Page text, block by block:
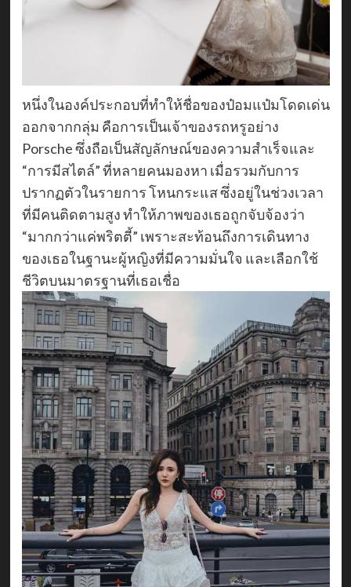
หนึ่งในองค์ประกอบที่ทำให้ชื่อของป๋อมแป๋มโดดเด่น
ออกจากกลุ่ม คือการเป็นเจ้าของรถหรูอย่าง
Porsche ซึ่งถือเป็นสัญลักษณ์ของความสำเร็จและ
“การมีสไตล์” ที่หลายคนมองหา เมื่อรวมกับการ
ปรากฏตัวในรายการ โหนกระแส ซึ่งอยู่ในช่วงเวลา
ที่มีคนติดตามสูง ทำให้ภาพของเธอถูกจับจ้องว่า
“มากกว่าแค่พริตตี้” เพราะสะท้อนถึงการเดินทาง
ของเธอในฐานะผู้หญิงที่มีความมั่นใจ และเลือกใช้
ชีวิตบนมาตรฐานที่เธอเชื่อ